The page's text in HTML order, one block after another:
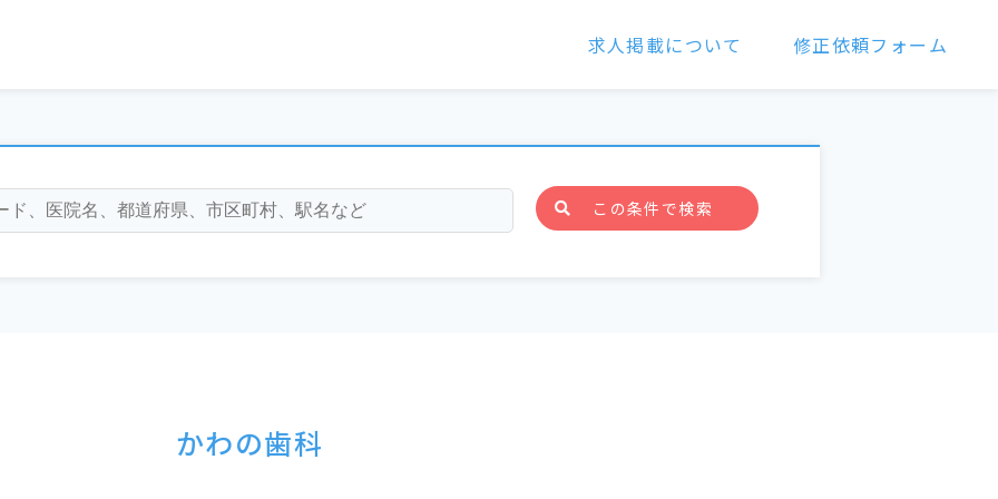
求人掲載について 修正依頼フォーム
この条件で検索
かわの歯科